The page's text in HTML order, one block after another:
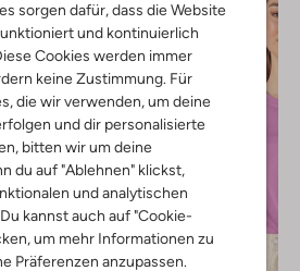
sorgen dafür, dass die Website
und kontinuierlich
Cookies werden immer
keine Zustimmung. Für
die wir verwenden, um deine
und dir personalisierte
bitten wir um deine
du auf "Ablehnen" klickst,
und analytischen
kannst auch auf "Cookie-
um mehr Informationen zu
Präferenzen anzupassen.